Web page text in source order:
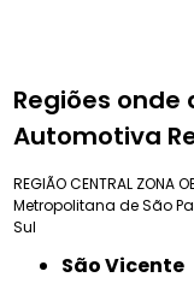
Regiões onde
Automotiva
REGIÃO CENTRAL ZONA
Metropolitana de São
Sul
São Vicente